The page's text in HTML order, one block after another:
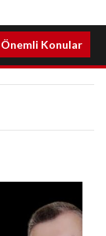
Önemli Konular